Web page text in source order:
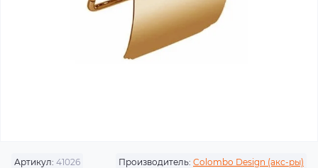
Артикул: 41026 Производитель: Colombo Design (акс-ры)